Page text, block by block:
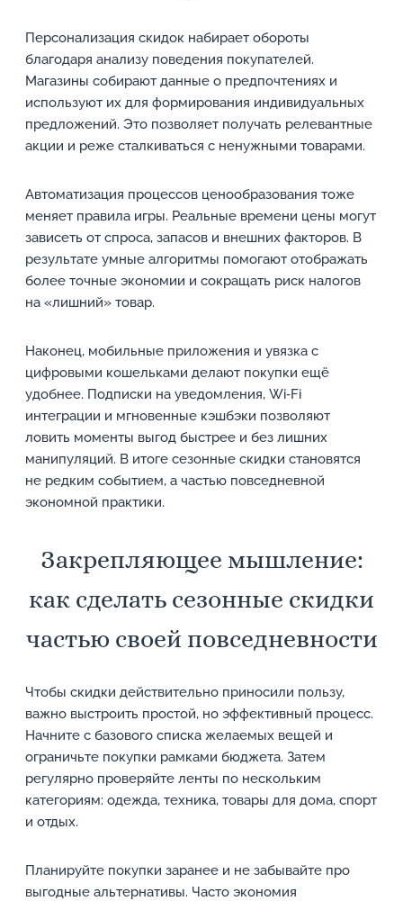
Персонализация скидок набирает обороты
благодаря анализу поведения покупателей.
Магазины собирают данные о предпочтениях и
используют их для формирования индивидуальных
предложений. Это позволяет получать релевантные
акции и реже сталкиваться с ненужными товарами.
Автоматизация процессов ценообразования тоже
меняет правила игры. Реальные времени цены могут
зависеть от спроса, запасов и внешних факторов. В
результате умные алгоритмы помогают отображать
более точные экономии и сокращать риск налогов
на «лишний» товар.
Наконец, мобильные приложения и увязка с
цифровыми кошельками делают покупки ещё
удобнее. Подписки на уведомления, Wi‑Fi
интеграции и мгновенные кэшбэки позволяют
ловить моменты выгод быстрее и без лишних
манипуляций. В итоге сезонные скидки становятся
не редким событием, а частью повседневной
экономной практики.
Закрепляющее мышление:
как сделать сезонные скидки
частью своей повседневности
Чтобы скидки действительно приносили пользу,
важно выстроить простой, но эффективный процесс.
Начните с базового списка желаемых вещей и
ограничьте покупки рамками бюджета. Затем
регулярно проверяйте ленты по нескольким
категориям: одежда, техника, товары для дома, спорт
и отдых.
Планируйте покупки заранее и не забывайте про
выгодные альтернативы. Часто экономия